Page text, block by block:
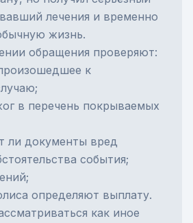
лечения и временно
жизнь.
обращения проверяют:
к
в перечень покрываемых
ли документы вред
события;
определяют выплату.
как иное